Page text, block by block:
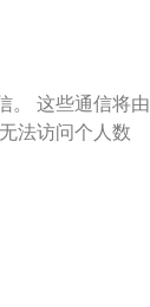
。 这些通信将由
法访问个人数